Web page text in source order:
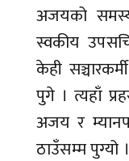
अजयको
स्वकीय
केही
पुगे । त्यहाँ
अजय र
ठाउँसम्म पुग्यो